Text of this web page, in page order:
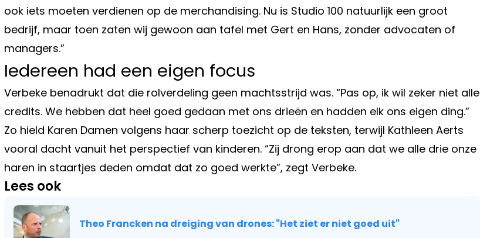
ook iets moeten verdienen op de merchandising. Nu is Studio 100 natuurlijk een groot
bedrijf, maar toen zaten wij gewoon aan tafel met Gert en Hans, zonder advocaten of
managers.”
Iedereen had een eigen focus
Verbeke benadrukt dat die rolverdeling geen machtsstrijd was. “Pas op, ik wil zeker niet alle
credits. We hebben dat heel goed gedaan met ons drieën en hadden elk ons eigen ding.”
Zo hield Karen Damen volgens haar scherp toezicht op de teksten, terwijl Kathleen Aerts
vooral dacht vanuit het perspectief van kinderen. “Zij drong erop aan dat we alle drie onze
haren in staartjes deden omdat dat zo goed werkte”, zegt Verbeke.
Lees ook
Theo Francken na dreiging van drones: "Het ziet er niet goed uit"